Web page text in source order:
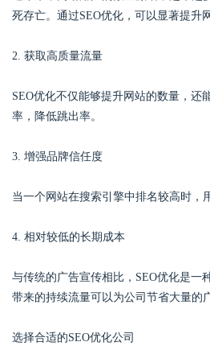
死存亡。通过SEO优化，可以显著提升
2. 获取高质量流量
SEO优化不仅能够提升网站的数量，
率，降低跳出率。
3. 增强品牌信任度
当一个网站在搜索引擎中排名较高时，
4. 相对较低的长期成本
与传统的广告宣传相比，SEO优化是一
带来的持续流量可以为公司节省大量的
选择合适的SEO优化公司